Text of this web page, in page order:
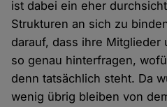
ist dabei ein eher
Strukturen an sich zu
darauf, dass ihre Mitglieder
so genau hinterfragen,
denn tatsächlich steht. Da
wenig übrig bleiben von